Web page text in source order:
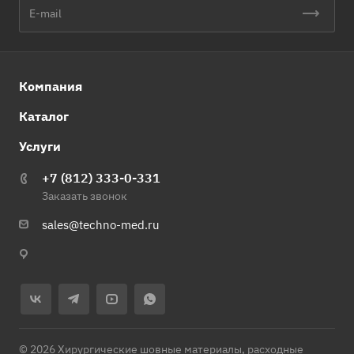
Компания
Каталог
Услуги
+7 (812) 333-0-331
Заказать звонок
sales@techno-med.ru
© 2026 Хирургические шовные материалы, расходные